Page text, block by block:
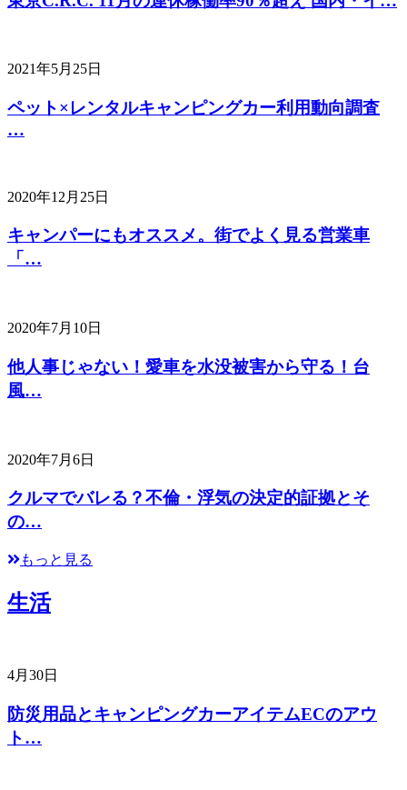
2021年5月25日
ペット×レンタルキャンピングカー利用動向調査
…
2020年12月25日
キャンパーにもオススメ。街でよく見る営業車
「…
2020年7月10日
他人事じゃない！愛車を水没被害から守る！台
風…
2020年7月6日
クルマでバレる？不倫・浮気の決定的証拠とそ
の…
もっと見る
生活
4月30日
防災用品とキャンピングカーアイテムECのアウ
ト…